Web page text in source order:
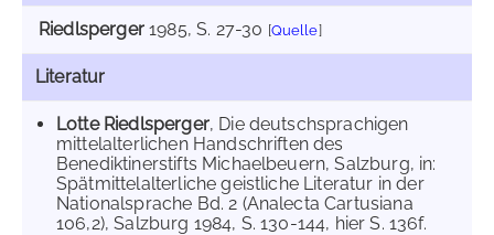
Riedlsperger1985, S. 27-30 [Quelle]
Literatur
Lotte Riedlsperger, Die deutschsprachigen
mittelalterlichen Handschriften des
Benediktinerstifts Michaelbeuern, Salzburg, in:
Spätmittelalterliche geistliche Literatur in der
Nationalsprache Bd. 2 (Analecta Cartusiana
106,2), Salzburg 1984, S. 130-144, hier S. 136f.